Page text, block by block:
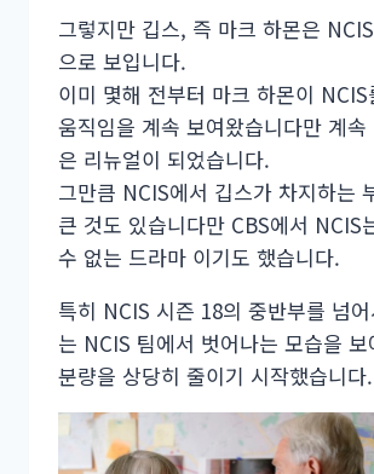
그렇지만 깁스, 즉 마크 하몬은
으로 보입니다.
이미 몇해 전부터 마크 하몬이
움직임을 계속 보여왔습니다만 계
은 리뉴얼이 되었습니다.
그만큼 NCIS에서 깁스가 차지하는
큰 것도 있습니다만 CBS에서 NCIS
수 없는 드라마 이기도 했습니다.
특히 NCIS 시즌 18의 중반부를 넘
는 NCIS 팀에서 벗어나는 모습을 보
분량을 상당히 줄이기 시작했습니다.